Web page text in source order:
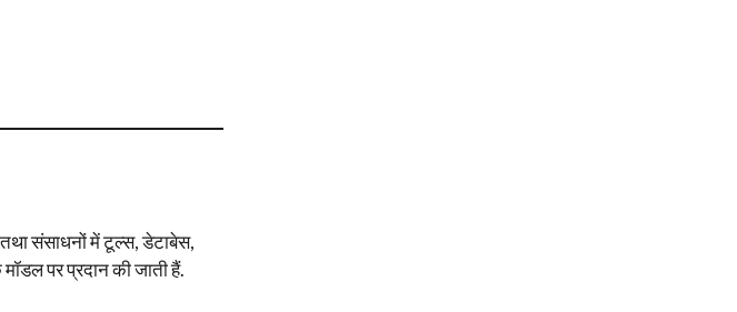
संसाधनों में टूल्स, डेटाबेस,
पर प्रदान की जाती हैं.